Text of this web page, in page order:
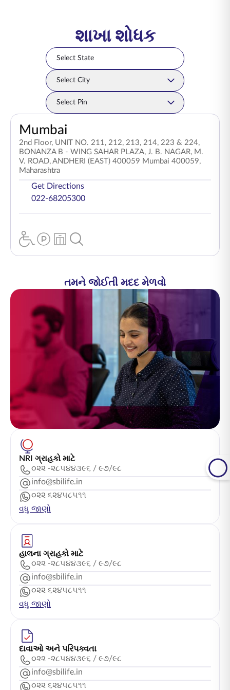
શાખા શોધક
Select State
Select State
Select City
Select City
Select Pincode
Select Pin
Mumbai
2nd Floor, UNIT NO. 211, 212, 213, 214, 223 & 224,
BONANZA B - WING SAHAR PLAZA, J. B. NAGAR, M.
V. ROAD, ANDHERI (EAST) 400059 Mumbai 400059,
Maharashtra
Get Directions
022-68205300
તમને જોઈતી મદદ મેળવો
NRI ગ્રાહકો માટે
૦૨૨ -૨૮૫૪૪૩૯૬ / ૯૭/૯૮
info@sbilife.in
૦૨૨ ૬૨૪૫૮૫૧૧
વધુ જાણો
હાલના ગ્રાહકો માટે
૦૨૨ -૨૮૫૪૪૩૯૬ / ૯૭/૯૮
info@sbilife.in
૦૨૨ ૬૨૪૫૮૫૧૧
વધુ જાણો
દાવાઓ અને પરિપક્વતા
૦૨૨ -૨૮૫૪૪૩૯૬ / ૯૭/૯૮
info@sbilife.in
૦૨૨ ૬૨૪૫૮૫૧૧